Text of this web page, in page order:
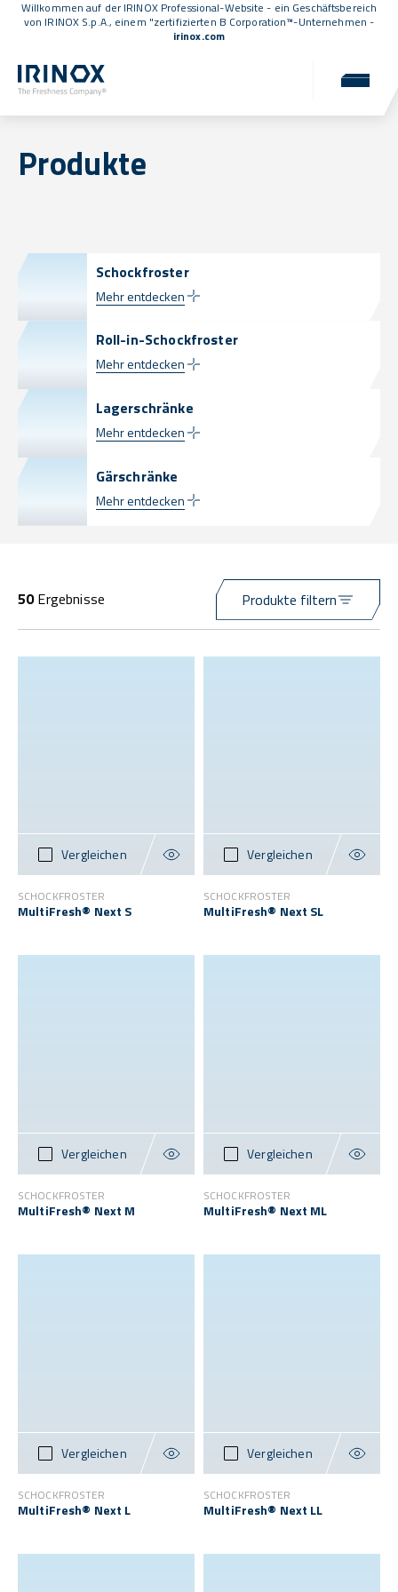
Willkommen auf der IRINOX Professional-Website - ein Geschäftsbereich
von IRINOX S.p.A., einem "zertifizierten B Corporation™-Unternehmen -
irinox.com
Produkte
Schockfroster
Mehr entdecken
Roll-in-Schockfroster
Mehr entdecken
Lagerschränke
Mehr entdecken
Gärschränke
Mehr entdecken
50Ergebnisse Produkte filtern
Vergleichen
SCHOCKFROSTER
MultiFresh® Next S
Vergleichen
SCHOCKFROSTER
MultiFresh® Next SL
Vergleichen
SCHOCKFROSTER
MultiFresh® Next M
Vergleichen
SCHOCKFROSTER
MultiFresh® Next ML
Vergleichen
SCHOCKFROSTER
MultiFresh® Next L
Vergleichen
SCHOCKFROSTER
MultiFresh® Next LL